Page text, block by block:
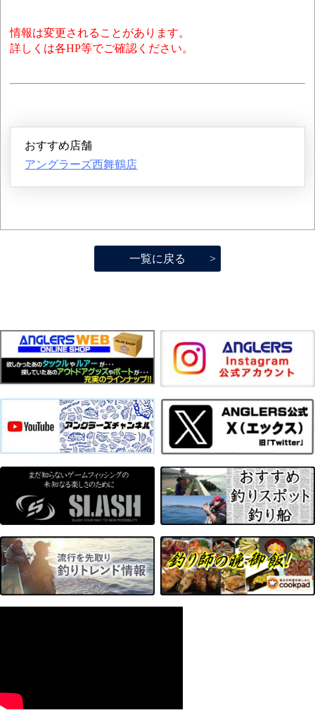
情報は変更されることがあります。
詳しくは各HP等でご確認ください。
おすすめ店舗
アングラーズ西舞鶴店
一覧に戻る